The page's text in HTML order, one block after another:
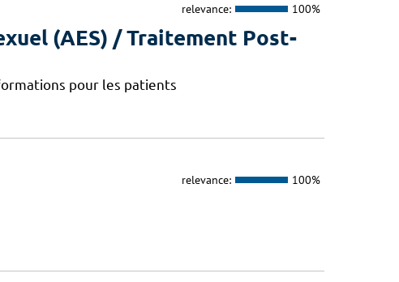
relevance: 100%
(AES) / Traitement Post-
pour les patients
relevance: 100%